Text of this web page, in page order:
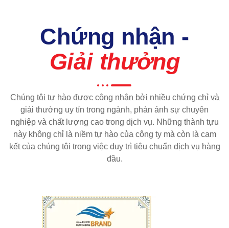
Chứng nhận -
Giải thưởng
Chúng tôi tự hào được công nhận bởi nhiều chứng chỉ và
giải thưởng uy tín trong ngành, phản ánh sự chuyên
nghiệp và chất lượng cao trong dịch vụ. Những thành tựu
này không chỉ là niềm tự hào của công ty mà còn là cam
kết của chúng tôi trong việc duy trì tiêu chuẩn dịch vụ hàng
đầu.